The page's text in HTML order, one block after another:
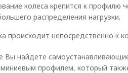
колеса крепится к
распределения нагрузки.
происходит непосредственно к
Вы найдете
профилем, который